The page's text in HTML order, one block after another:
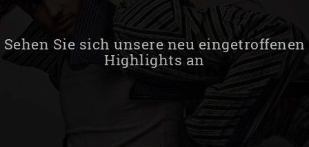
Sehen Sie sich unsere neu eingetroffenen
Highlights an